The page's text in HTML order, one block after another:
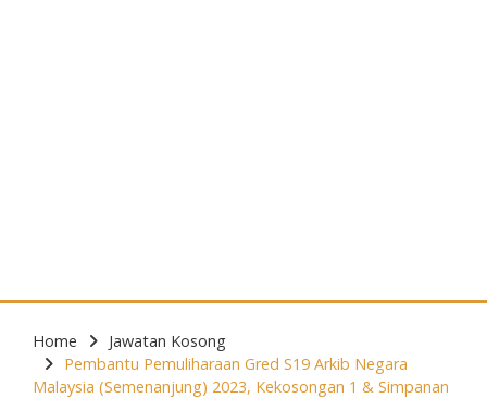
Home
Jawatan Kosong
Pembantu Pemuliharaan Gred S19 Arkib Negara
Malaysia (Semenanjung) 2023, Kekosongan 1 & Simpanan